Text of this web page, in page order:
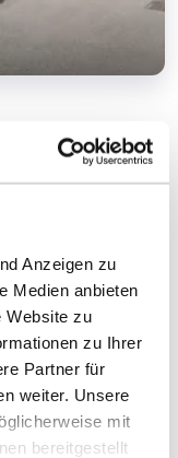
Anzeigen zu
Medien anbieten
Website zu
zu Ihrer
Partner für
weiter. Unsere
mit
bereitgestellt
in